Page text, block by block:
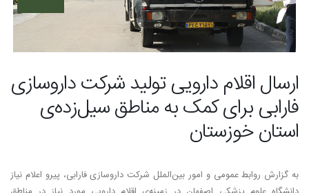
ارسال اقلام دارویی تولید شرکت داروسازی
فارابی برای کمک به مناطق سیل‌زده‌ی
استان خوزستان
به گزارش روابط عمومی و امور بین‌الملل شرکت داروسازی فارابی، پیرو اعلام نیاز